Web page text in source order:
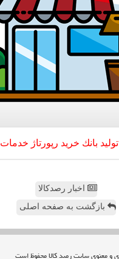
تولید بانك خرید رپورتاژ خدمات
اخبار رصدکالا
بازگشت به صفحه اصلی